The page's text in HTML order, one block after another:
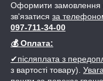
Оформити замовлення
зв'язатися за
097-711-34-00
💰 Оплата:
✔післяплата з
з вартості товару).